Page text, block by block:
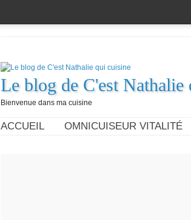
Le blog de C'est Nathalie
Bienvenue dans ma cuisine
ACCUEIL OMNICUISEUR VITALITÉ